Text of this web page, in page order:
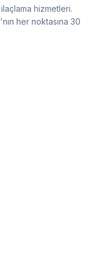
hizmetleri.
her noktasına 30